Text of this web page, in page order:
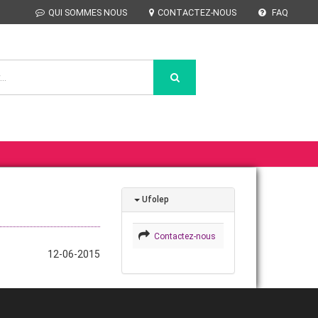
QUI SOMMES NOUS CONTACTEZ-NOUS FAQ
12-06-2015
Ufolep
Contactez-nous